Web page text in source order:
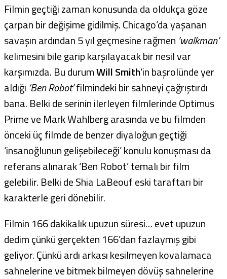
Filmin geçtiği zaman konusunda da oldukça göze
çarpan bir değişime gidilmiş. Chicago’da yaşanan
savaşın ardından 5 yıl geçmesine rağmen ‘walkman’
kelimesini bile garip karşılayacak bir nesil var
karşımızda. Bu durumWill Smith‘in başrolünde yer
aldığı ‘Ben Robot’filmindeki bir sahneyi çağrıştırdı
bana. Belki de serinin ilerleyen filmlerinde Optimus
Prime ve Mark Wahlberg arasında ve bu filmden
önceki üç filmde de benzer diyaloğun geçtiği
‘insanoğlunun gelişebileceği’ konulu konuşması da
referans alınarak ‘Ben Robot’ temalı bir film
gelebilir. Belki de Shia LaBeouf eski taraftarı bir
karakterle geri dönebilir.
Filmin 166 dakikalık upuzun süresi… evet upuzun
dedim çünkü gerçekten 166’dan fazlaymış gibi
geliyor. Çünkü ardı arkası kesilmeyen kovalamaca
sahnelerine ve bitmek bilmeyen dövüş sahnelerine